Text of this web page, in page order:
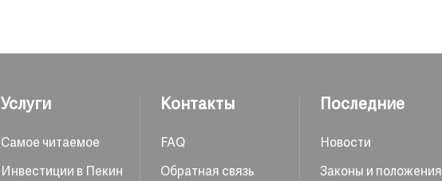
Услуги
Самое читаемое
Инвестиции в Пекин
Контакты
FAQ
Обратная связь
Последние
Новости
Законы и положения